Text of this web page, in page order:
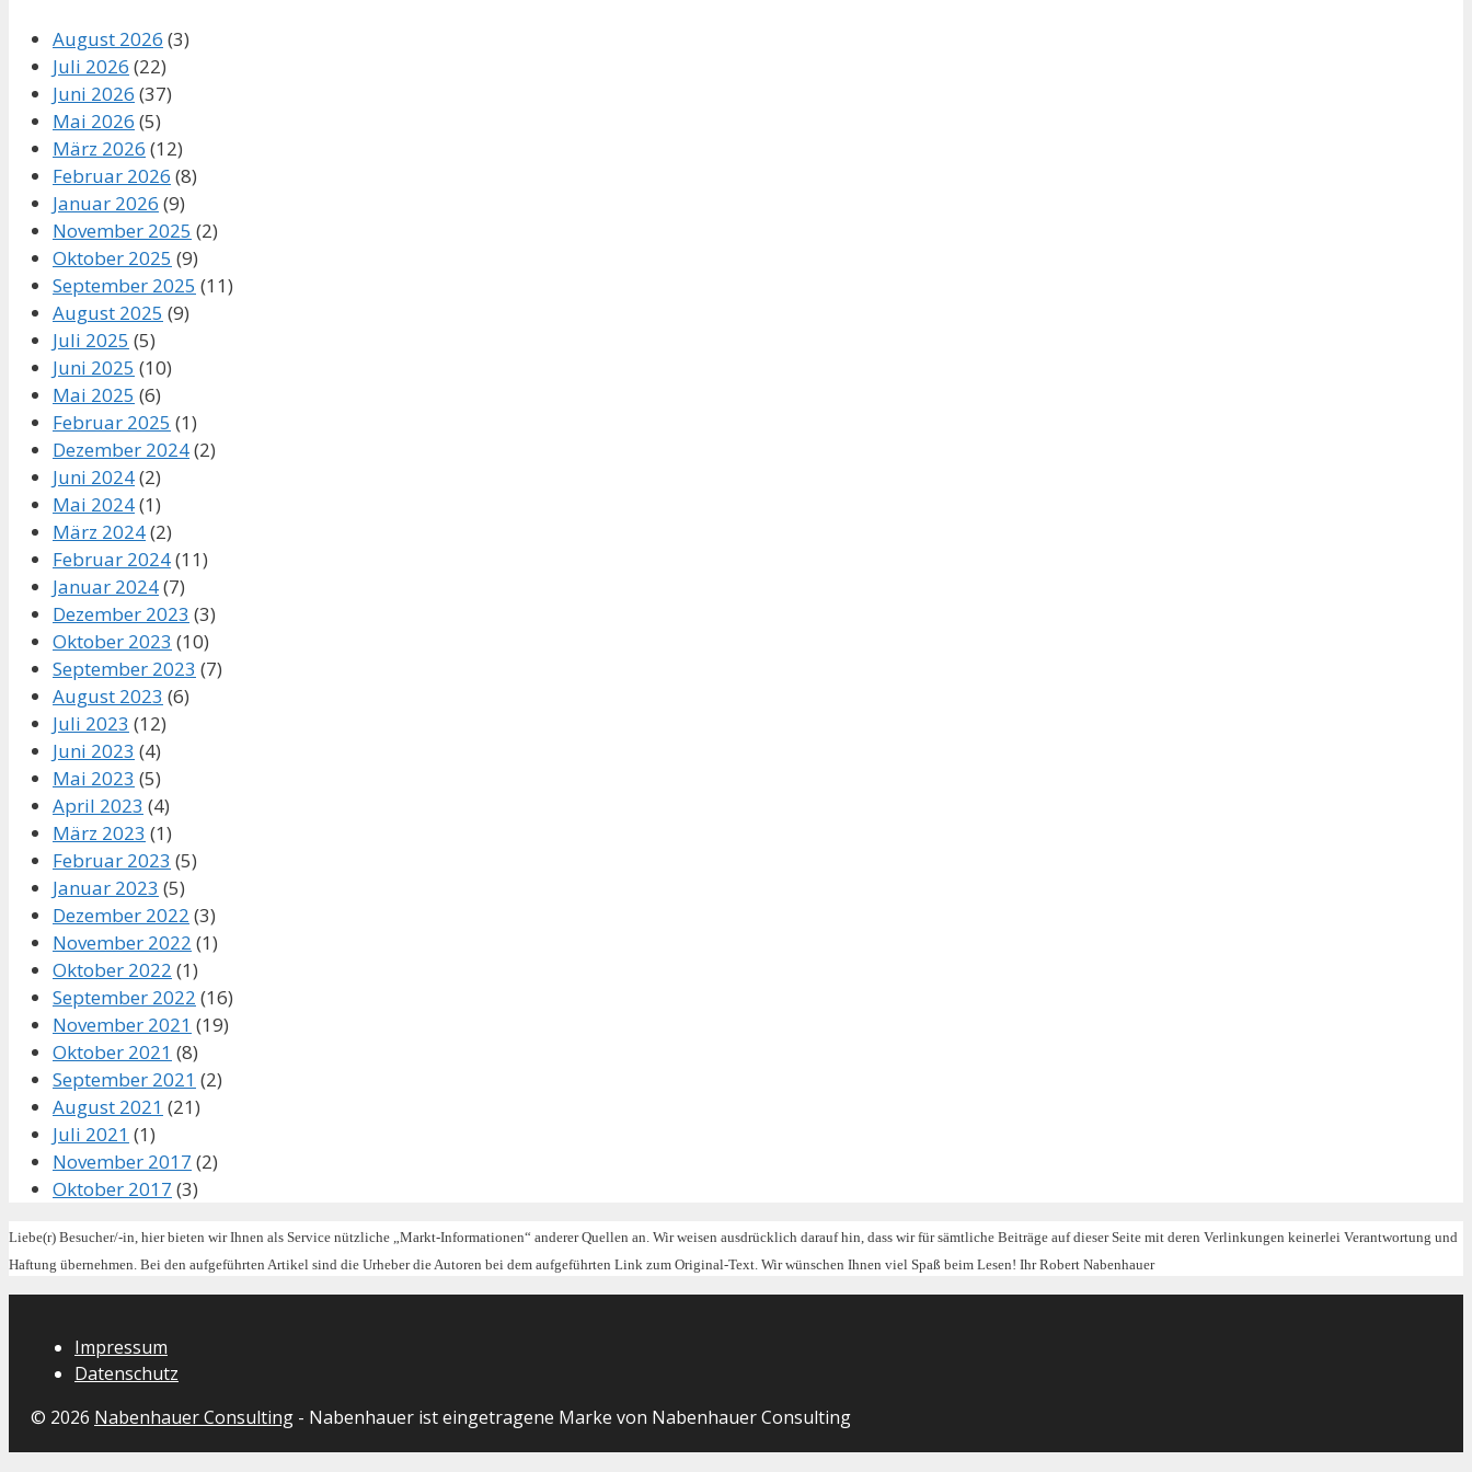
August 2026 (3)
Juli 2026 (22)
Juni 2026 (37)
Mai 2026 (5)
März 2026 (12)
Februar 2026 (8)
Januar 2026 (9)
November 2025 (2)
Oktober 2025 (9)
September 2025 (11)
August 2025 (9)
Juli 2025 (5)
Juni 2025 (10)
Mai 2025 (6)
Februar 2025 (1)
Dezember 2024(2)
Juni 2024(2)
Mai 2024(1)
März 2024(2)
Februar 2024(11)
Januar 2024(7)
Dezember 2023 (3)
Oktober 2023 (10)
September 2023 (7)
August 2023 (6)
Juli 2023 (12)
Juni 2023 (4)
Mai 2023 (5)
April 2023 (4)
März 2023 (1)
Februar 2023 (5)
Januar 2023 (5)
Dezember 2022 (3)
November 2022 (1)
Oktober 2022 (1)
September 2022 (16)
November 2021 (19)
Oktober 2021 (8)
September 2021 (2)
August 2021 (21)
Juli 2021 (1)
November 2017 (2)
Oktober 2017 (3)
Liebe(r) Besucher/-in, hier bieten wir Ihnen als Service nützliche „Markt-Informationen“ anderer Quellen an. Wir weisen ausdrücklich darauf hin, dass wir für sämtliche Beiträge auf dieser Seite mit deren Verlinkungen keinerlei Verantwortung und
Haftung übernehmen. Bei den aufgeführten Artikel sind die Urheber die Autoren bei dem aufgeführten Link zum Original-Text. Wir wünschen Ihnen viel Spaß beim Lesen! Ihr Robert Nabenhauer
Impressum
Datenschutz
© 2026 Nabenhauer Consulting - Nabenhauer ist eingetragene Marke von Nabenhauer Consulting